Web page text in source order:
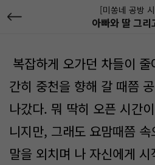
[미쏭네 공방
아빠와 딸 그리
복잡하게 오가던 차들이
간히 중천을 향해 갈 때쯤
나갔다. 뭐 딱히 오픈 시간
니지만, 그래도 요맘때쯤 속
말을 외치며 나 자신에게